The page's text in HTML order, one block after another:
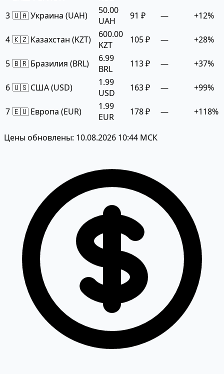
3 🇺🇦 Украина (UAH)
50.00
UAH
91 ₽ — +12%
4 🇰🇿 Казахстан (KZT)
600.00
KZT
105 ₽ — +28%
5 🇧🇷 Бразилия (BRL)
6.99
BRL
113 ₽ — +37%
6 🇺🇸 США (USD)
1.99
USD
163 ₽ — +99%
7 🇪🇺 Европа (EUR)
1.99
EUR
178 ₽ — +118%
Цены обновлены: 10.08.2026 10:44 МСК